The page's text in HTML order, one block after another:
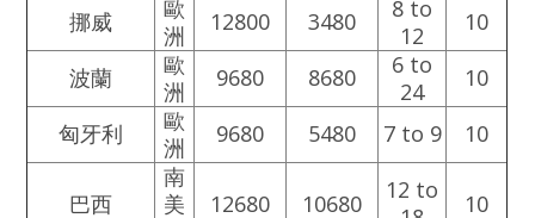
挪威
歐
洲
12800 3480
8 to
12
10
波蘭
歐
洲
9680 8680
6 to
24
10
匈牙利
歐
洲
9680 5480 7 to 9 10
巴西
南
美
12680 10680
12 to
10